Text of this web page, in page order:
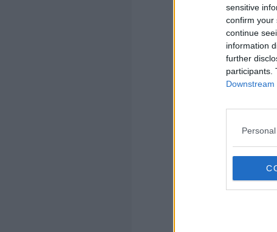
sensitive
confirm your
continue
information
further
participants.